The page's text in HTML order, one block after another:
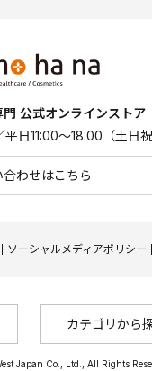
門 公式オンラインストア
日11:00～18:00（土日祝
合わせはこちら
ソーシャルメディアポリシー
カテゴリから
Japan Co., Ltd., All Rights